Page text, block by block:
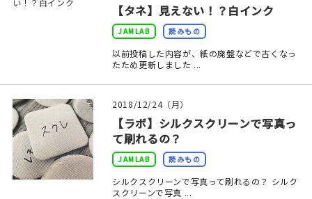
JAMグッズ
おすすめ特集
【タネ】見えない！？白インク
JAMLAB 読みもの
以前投稿した内容が、紙の廃盤などで古くなっ
たため更新しました ...
2018/12/24（月）
【ラボ】シルクスクリーンで写真っ
て刷れるの？
JAMLAB 読みもの
シルクスクリーンで写真って刷れるの？ シルク
スクリーンで写真 ...